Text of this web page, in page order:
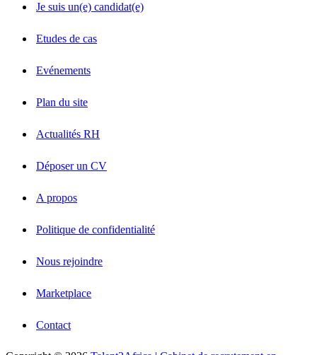
Je suis un(e) candidat(e)
Etudes de cas
Evénements
Plan du site
Actualités RH
Déposer un CV
A propos
Politique de confidentialité
Nous rejoindre
Marketplace
Contact